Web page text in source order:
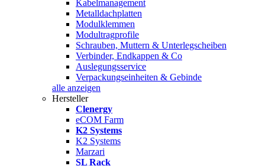
Kabelmanagement
Metalldachplatten
Modulklemmen
Modultragprofile
Schrauben, Muttern & Unterlegscheiben
Verbinder, Endkappen & Co
Auslegungsservice
Verpackungseinheiten & Gebinde
alle anzeigen
Hersteller
Clenergy
eCOM Farm
K2 Systems
K2 Systems
Marzari
SL Rack